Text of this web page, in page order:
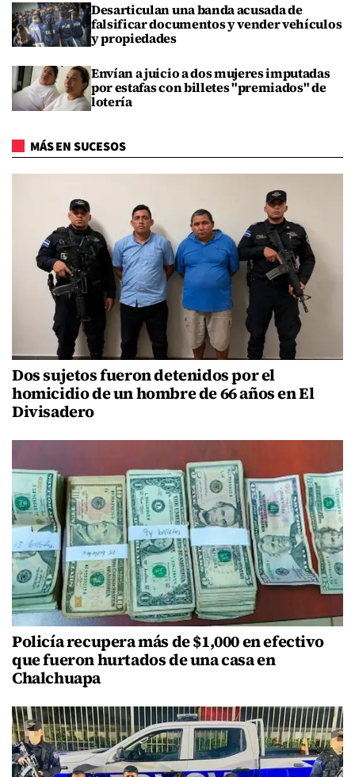
Desarticulan una banda acusada de
falsificar documentos y vender vehículos
y propiedades
Envían a juicio a dos mujeres imputadas
por estafas con billetes "premiados" de
lotería
MÁS EN SUCESOS
Dos sujetos fueron detenidos por el
homicidio de un hombre de 66 años en El
Divisadero
Policía recupera más de $1,000 en efectivo
que fueron hurtados de una casa en
Chalchuapa